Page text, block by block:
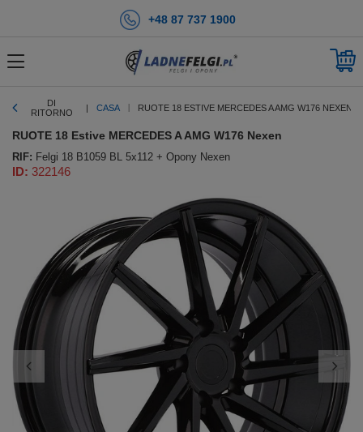
+48 87 737 1900
DI
RITORNO
CASA RUOTE 18 ESTIVE MERCEDES A AMG W176 NEXEN
RUOTE 18 Estive MERCEDES A AMG W176 Nexen
RIF: Felgi 18 B1059 BL 5x112 + Opony Nexen
ID: 322146